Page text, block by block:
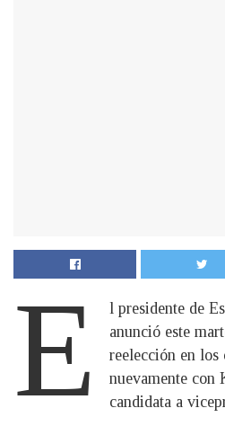
E
l presidente de
anunció este
reelección en los
nuevamente con
candidata a